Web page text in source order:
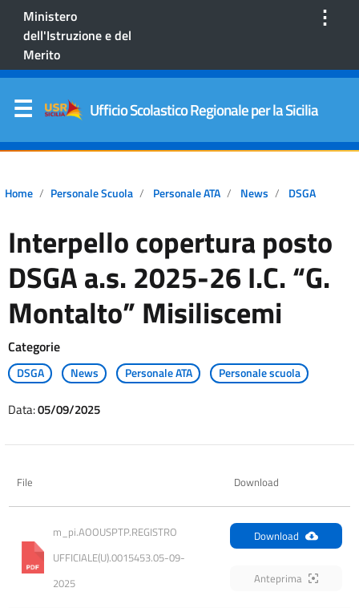
Ministero
dell'Istruzione e del
Merito
⋮
Ufficio Scolastico Regionale per la Sicilia
Home Personale Scuola Personale ATA News DSGA
Interpello copertura posto
DSGA a.s. 2025-26 I.C. “G.
Montalto” Misiliscemi
Categorie
DSGA News Personale ATA Personale scuola
Data:05/09/2025
File Download
m_pi.AOOUSPTP.REGISTRO
UFFICIALE(U).0015453.05-09-
2025
Download
Anteprima